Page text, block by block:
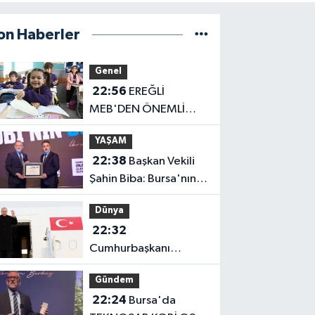
Haberler
Genel
22:56
MEB'DEN ÖNEMLİ
AÇIKLAMA
YAŞAM
22:38
Şahin Biba: Bursa'nın
geleceğini bütüncül
anlayışla planlıyoruz
Dünya
22:32
Cumhurbaşkanı
Erdoğan, Suudi
Arabistan yolcusu
Gündem
22:24